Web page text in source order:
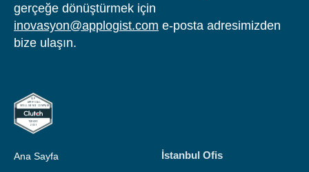
gerçeğe dönüştürmek için
inovasyon@applogist.com e-posta adresimizden
bize ulaşın.
Ana Sayfa İstanbul Ofis